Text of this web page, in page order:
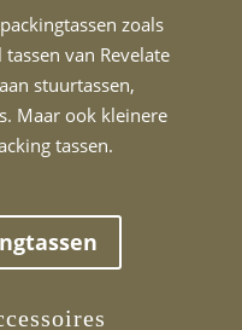
zoals
van Revelate
stuurtassen,
Maar ook kleinere
tassen.